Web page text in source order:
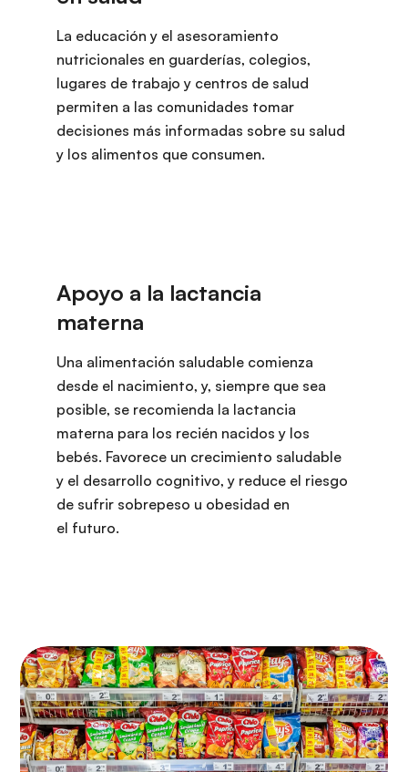
La educación y el asesoramiento
nutricionales en guarderías, colegios,
lugares de trabajo y centros de salud
permiten a las comunidades tomar
decisiones más informadas sobre su salud
y los alimentos que consumen.
Una alimentación saludable comienza
desde el nacimiento, y, siempre que sea
posible, se recomienda la lactancia
materna para los recién nacidos y los
bebés. Favorece un crecimiento saludable
y el desarrollo cognitivo, y reduce el riesgo
de sufrir sobrepeso u obesidad en
el futuro.